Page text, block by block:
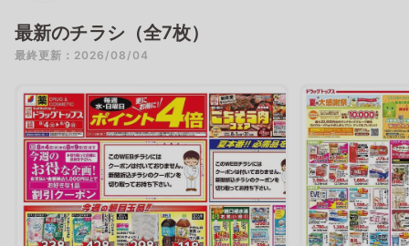
最新のチラシ（全7枚）
最終更新：2026/08/04